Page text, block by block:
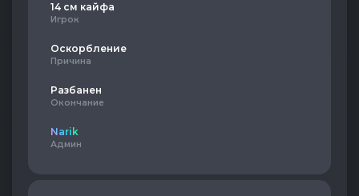
14 см кайфа
Игрок
Оскорбление
Причина
Разбанен
Окончание
Narik
Админ